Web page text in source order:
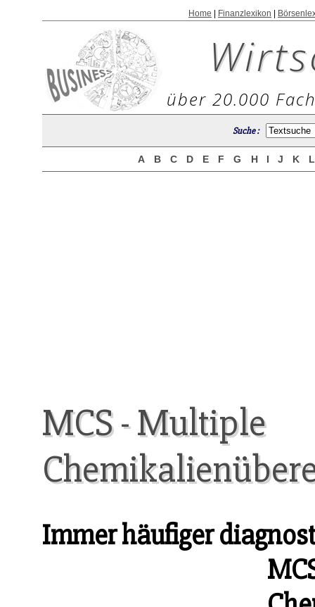
Home Finanzlexikon
über 20.000
Suche :
A B C D E F G H I J K
MCS - Multiple
Immer häufiger